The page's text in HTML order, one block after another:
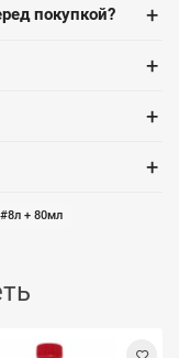
покупкой? +
+
+
+
8л + 80мл